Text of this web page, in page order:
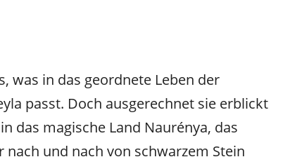
was in das geordnete Leben der
passt. Doch ausgerechnet sie erblickt
das magische Land Naurénya, das
und nach von schwarzem Stein